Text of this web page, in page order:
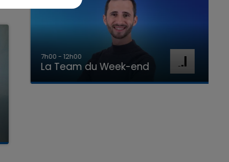
7h00 - 12h00
La Team du Week-end